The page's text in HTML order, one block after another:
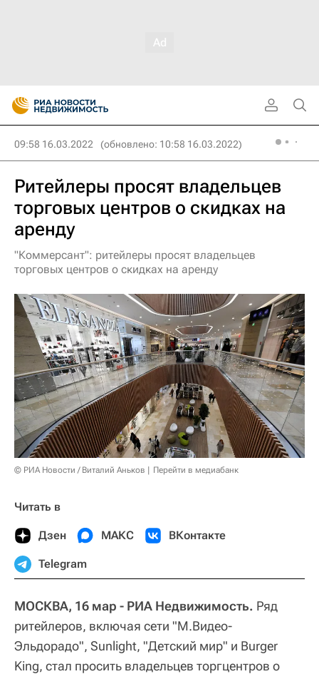
09:58 16.03.2022 (обновлено: 10:58 16.03.2022)
Ритейлеры просят владельцев
торговых центров о скидках на
аренду
"Коммерсант": ритейлеры просят владельцев
торговых центров о скидках на аренду
© РИА Новости / Виталий Аньков Перейти в медиабанк
Читать в
Дзен МАКС ВКонтакте
Telegram
МОСКВА, 16 мар - РИА Недвижимость. Ряд
ритейлеров, включая сети "М.Видео-
Эльдорадо", Sunlight, "Детский мир" и Burger
King, стал просить владельцев торгцентров о